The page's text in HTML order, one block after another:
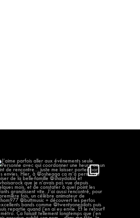
J’aime parfois aller aux événements
seule....
1300 58